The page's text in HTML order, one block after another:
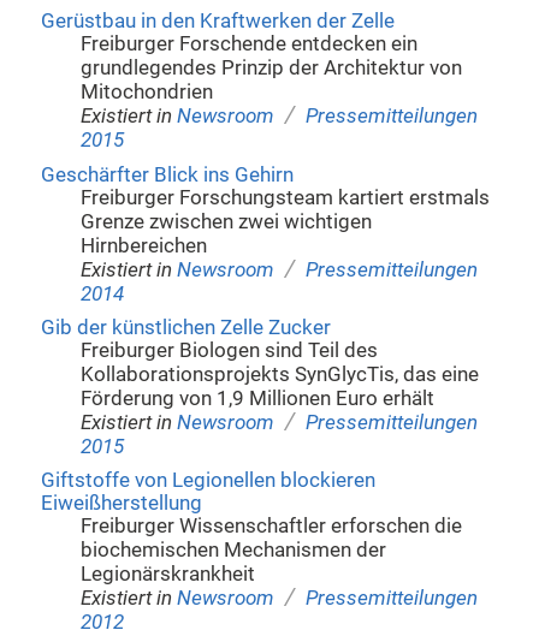
Gerüstbau in den Kraftwerken der Zelle
Freiburger Forschende entdecken ein
grundlegendes Prinzip der Architektur von
Mitochondrien
Existiert in Newsroom / Pressemitteilungen
2015
Geschärfter Blick ins Gehirn
Freiburger Forschungsteam kartiert erstmals
Grenze zwischen zwei wichtigen
Hirnbereichen
Existiert in Newsroom / Pressemitteilungen
2014
Gib der künstlichen Zelle Zucker
Freiburger Biologen sind Teil des
Kollaborationsprojekts SynGlycTis, das eine
Förderung von 1,9 Millionen Euro erhält
Existiert in Newsroom / Pressemitteilungen
2015
Giftstoffe von Legionellen blockieren
Eiweißherstellung
Freiburger Wissenschaftler erforschen die
biochemischen Mechanismen der
Legionärskrankheit
Existiert in Newsroom / Pressemitteilungen
2012